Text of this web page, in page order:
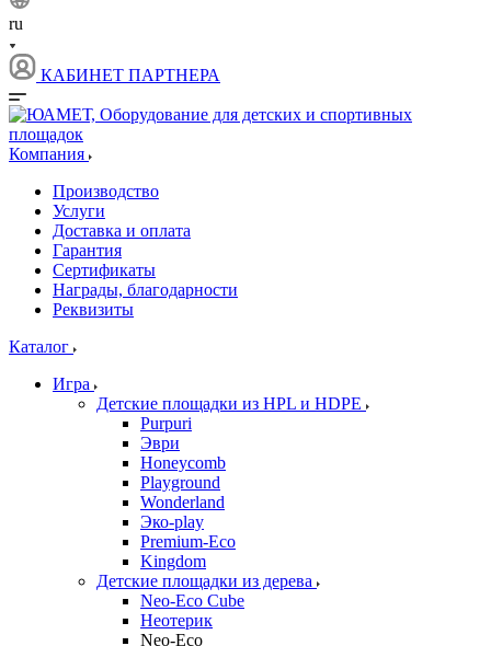
ru
КАБИНЕТ ПАРТНЕРА
Компания
Производство
Услуги
Доставка и оплата
Гарантия
Сертификаты
Награды, благодарности
Реквизиты
Каталог
Игра
Детские площадки из HPL и HDPE
Purpuri
Эври
Honeycomb
Playground
Wonderland
Эко-play
Premium-Eco
Kingdom
Детские площадки из дерева
Neo-Eco Cube
Неотерик
Neo-Eco